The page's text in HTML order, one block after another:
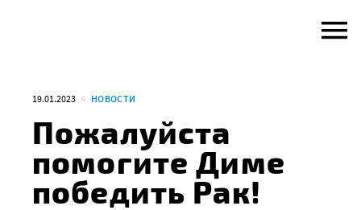
19.01.2023 НОВОСТИ
Пожалуйста
помогите Диме
победить Рак!